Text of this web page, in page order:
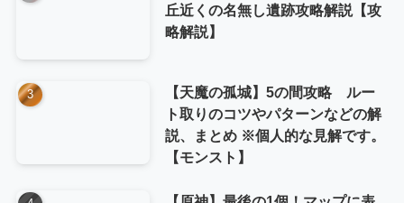
丘近くの名無し遺跡攻略解説【攻
略解説】
【天魔の孤城】5の間攻略 ルー
ト取りのコツやパターンなどの解
説、まとめ ※個人的な見解です。
【モンスト】